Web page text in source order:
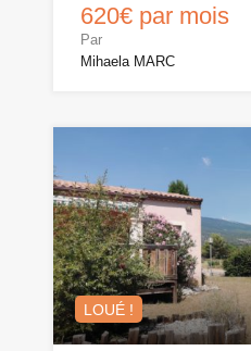
620€ par mois
Par
Mihaela MARC
LOUÉ !